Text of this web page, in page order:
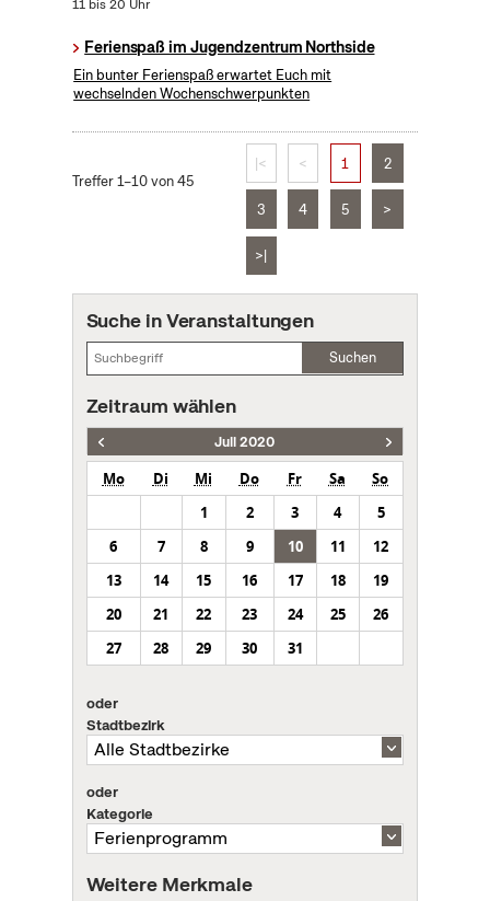
11 bis 20 Uhr
Ferienspaß im Jugendzentrum Northside
Ein bunter Ferienspaß erwartet Euch mit
wechselnden Wochenschwerpunkten
Treffer 1–10 von 45
|< < 1 2
3 4 5 >
>|
Suche in Veranstaltungen
Suchen
Zeitraum wählen
Juli 2020
Mo Di Mi Do Fr Sa
So
1
2 3 4
5
6
7 8 9 10 11
12
13
14 15 16 17 18
19
20
21 22 23 24 25
26
27
28 29 30 31
oder
Stadtbezirk
oder
Kategorie
Weitere Merkmale